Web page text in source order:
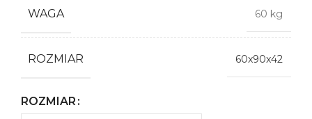
WAGA 60 kg
ROZMIAR 60x90x42
ROZMIAR